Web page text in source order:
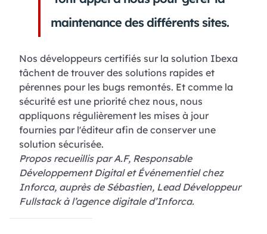
maintenance des différents sites.
Nos développeurs certifiés sur la solution Ibexa
tâchent de trouver des solutions rapides et
pérennes pour les bugs remontés. Et comme la
sécurité est une priorité chez nous, nous
appliquons régulièrement les mises à jour
fournies par l'éditeur afin de conserver une
solution sécurisée.
Propos recueillis par A.F, Responsable
Développement Digital et Événementiel chez
Inforca, auprès de Sébastien, Lead Développeur
Fullstack à l’agence digitale d’Inforca.